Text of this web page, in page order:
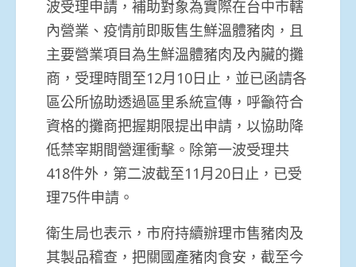
波受理申請，補助對象為實際在台中市轄
內營業、疫情前即販售生鮮溫體豬肉，且
主要營業項目為生鮮溫體豬肉及內臟的攤
商，受理時間至12月10日止，並已函請各
區公所協助透過區里系統宣傳，呼籲符合
資格的攤商把握期限提出申請，以協助降
低禁宰期間營運衝擊。除第一波受理共
418件外，第二波截至11月20日止，已受
理75件申請。
衛生局也表示，市府持續辦理市售豬肉及
其製品稽查，把關國產豬肉食安，截至今